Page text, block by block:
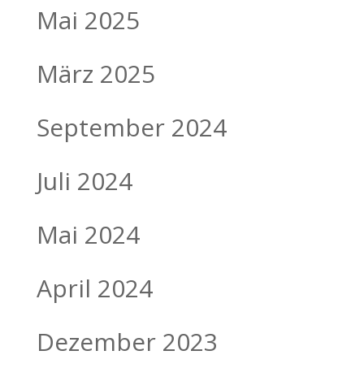
Mai 2025
März 2025
September 2024
Juli 2024
Mai 2024
April 2024
Dezember 2023